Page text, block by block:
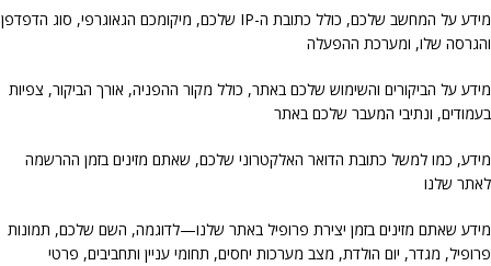
מידע על המחשב שלכם, כולל כתובת ה-IP שלכם, מיקומכם הגאוגרפי, סוג הדפדפן
והגרסה שלו, ומערכת ההפעלה
מידע על הביקורים והשימוש שלכם באתר, כולל מקור ההפניה, אורך הביקור, צפיות
בעמודים, ונתיבי המעבר שלכם באתר
מידע, כמו למשל כתובת הדואר האלקטרוני שלכם, שאתם מזינים בזמן ההרשמה
לאתר שלנו
מידע שאתם מזינים בזמן יצירת פרופיל באתר שלנו—לדוגמה, השם שלכם, תמונות
פרופיל, מגדר, יום הולדת, מצב מערכות יחסים, תחומי עניין ותחביבים, פרטי